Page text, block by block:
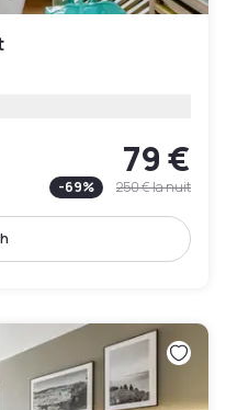
79 €
-69% 250 €la nuit